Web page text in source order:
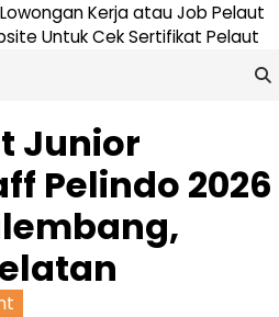
Kerja atau Job Pelaut
Untuk Cek Sertifikat Pelaut
Junior
Pelindo 2026